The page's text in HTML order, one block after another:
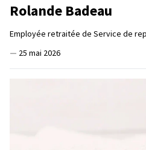
Rolande Badeau
Employée retraitée de Service de
— 25 mai 2026